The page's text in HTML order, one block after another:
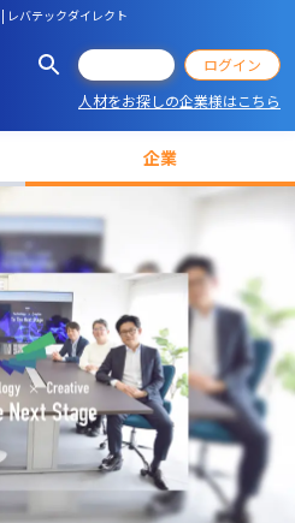
レバテックダイレクト
ログイン
人材をお探しの企業様はこちら
企業